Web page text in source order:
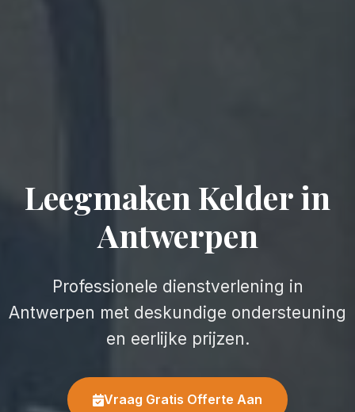
Leegmaken Kelder in
Antwerpen
Professionele dienstverlening in
Antwerpen met deskundige ondersteuning
en eerlijke prijzen.
Vraag Gratis Offerte Aan